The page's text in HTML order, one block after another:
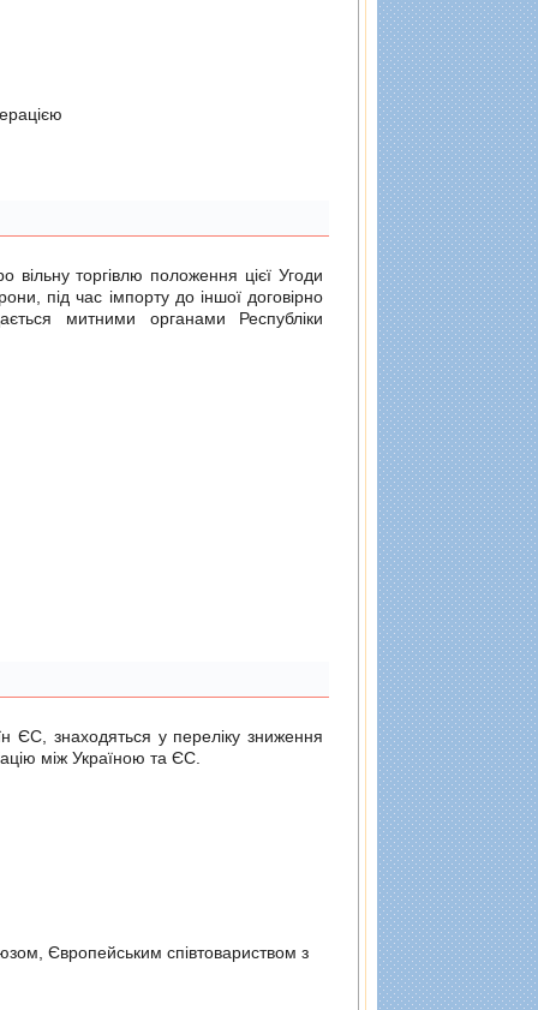
вільну торгівлю положення цієї Угоди
під час імпорту до іншої договірно
митними органами Республіки
ЄС, знаходяться у переліку зниження
між Україною та ЄС.
Європейським спiвтовариством з